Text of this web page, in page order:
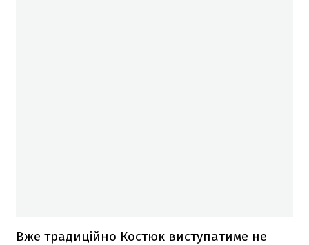
Вже традиційно Костюк виступатиме не